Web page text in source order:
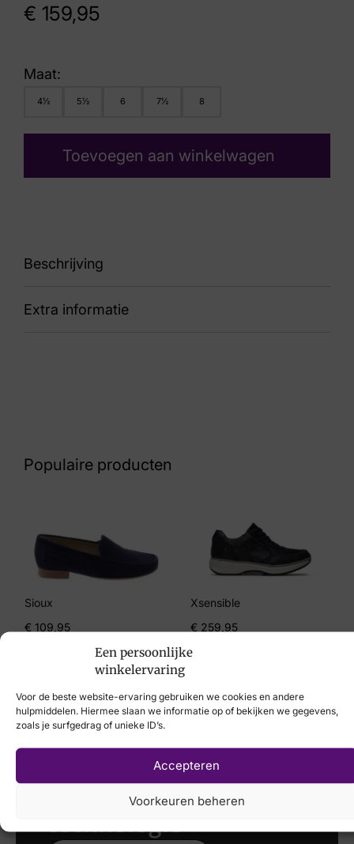
Een persoonlijke
winkelervaring
Voor de beste website-ervaring gebruiken we cookies en andere
hulpmiddelen. Hiermee slaan we informatie op of bekijken we gegevens,
zoals je surfgedrag of unieke ID’s.
Accepteren
Voorkeuren beheren
€ 159,95
Maat:
4½ 5½ 6 7½ 8
Toevoegen aan winkelwagen
Beschrijving
91 Kate 29503 20728 Sasso Grey
Extra informatie
Merk
Solidus
Artikelnummer
Kate 29503 20728 Sasso Grey
Populaire producten
Sioux
€ 109,95
Xsensible
€ 259,95
Laat uw voeten
met de
nieuwste 3D
technologie